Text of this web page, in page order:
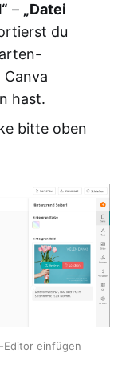
– „Datei
du
hast.
bitte oben
Editor einfügen